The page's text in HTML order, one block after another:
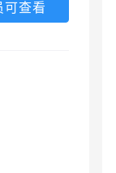
可查看